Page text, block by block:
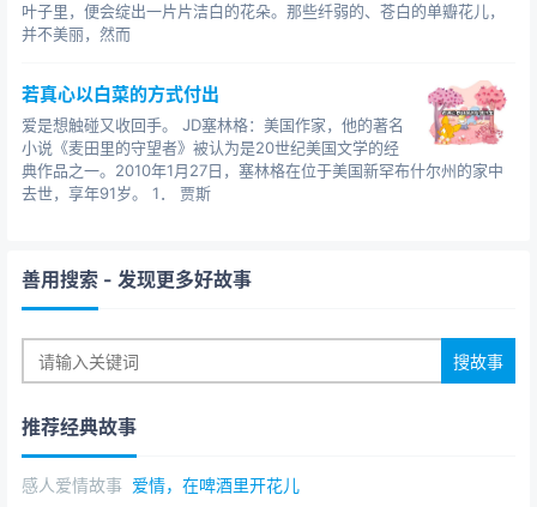
叶子里，便会绽出一片片洁白的花朵。那些纤弱的、苍白的单瓣花儿，
并不美丽，然而
若真心以白菜的方式付出
爱是想触碰又收回手。 JD塞林格：美国作家，他的著名
小说《麦田里的守望者》被认为是20世纪美国文学的经
典作品之一。2010年1月27日，塞林格在位于美国新罕布什尔州的家中
去世，享年91岁。 1． 贾斯
善用搜索 - 发现更多好故事
推荐经典故事
感人爱情故事 爱情，在啤酒里开花儿